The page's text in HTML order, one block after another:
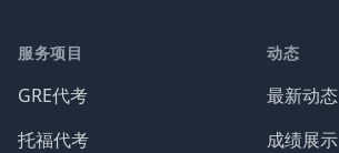
服务项目
GRE代考
托福代考
动态
最新动态
成绩展示